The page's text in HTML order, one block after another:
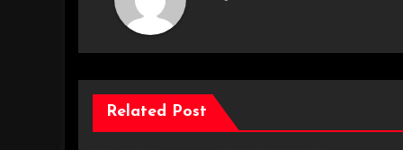
Related Post